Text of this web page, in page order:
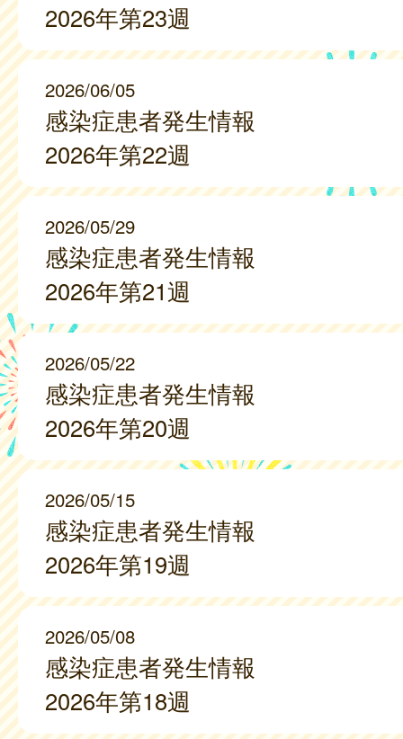
2026年第23週
2026/06/05
感染症患者発生情報
2026年第22週
2026/05/29
感染症患者発生情報
2026年第21週
2026/05/22
感染症患者発生情報
2026年第20週
2026/05/15
感染症患者発生情報
2026年第19週
2026/05/08
感染症患者発生情報
2026年第18週